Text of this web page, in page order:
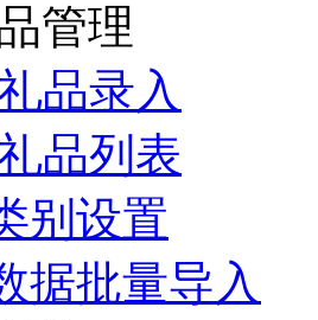
管理
品录入
品列表
别设置
据批量导入